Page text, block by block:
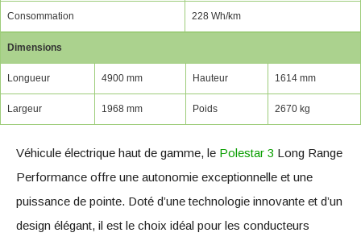
Consommation 228 Wh/km
Dimensions
Longueur 4900 mm Hauteur 1614 mm
Largeur 1968 mm Poids 2670 kg
Véhicule électrique haut de gamme, le Polestar 3 Long Range
Performance offre une autonomie exceptionnelle et une
puissance de pointe. Doté d’une technologie innovante et d’un
design élégant, il est le choix idéal pour les conducteurs